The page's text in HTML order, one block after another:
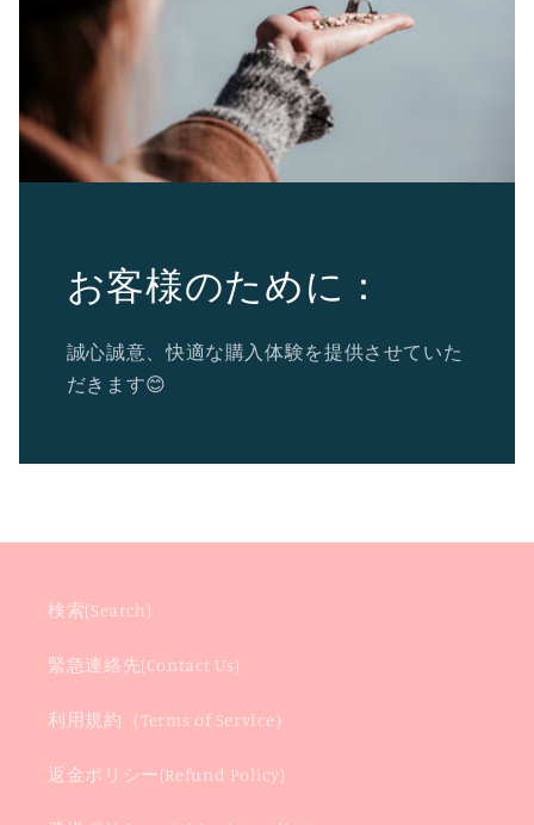
お客様のために：
誠心誠意、快適な購入体験を提供させていた
だきます😊
検索(Search)
緊急連絡先(Contact Us)
利用規約（Terms of Service）
返金ポリシー(Refund Policy)